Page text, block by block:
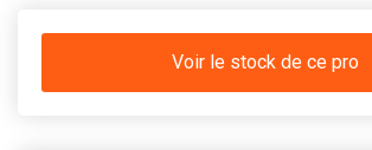
Voir le stock de ce pro